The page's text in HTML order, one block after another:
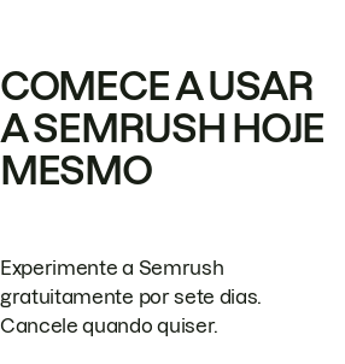
COMECE A USAR
A SEMRUSH HOJE
MESMO
Experimente a Semrush
gratuitamente por sete dias.
Cancele quando quiser.